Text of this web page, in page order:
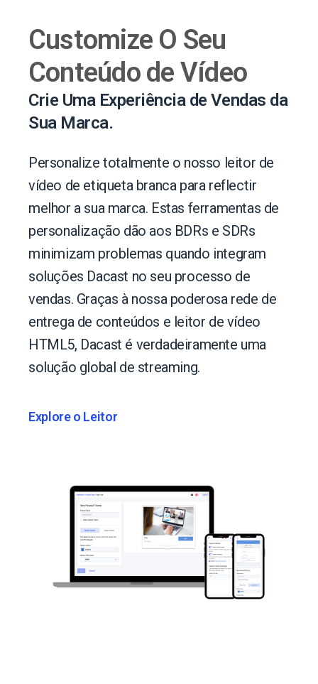
Customize O Seu
Conteúdo de Vídeo
Crie Uma Experiência de Vendas da
Sua Marca.
Personalize totalmente o nosso leitor de
vídeo de etiqueta branca para reflectir
melhor a sua marca. Estas ferramentas de
personalização dão aos BDRs e SDRs
minimizam problemas quando integram
soluções Dacast no seu processo de
vendas. Graças à nossa poderosa rede de
entrega de conteúdos e leitor de vídeo
HTML5, Dacast é verdadeiramente uma
solução global de streaming.
Explore o Leitor